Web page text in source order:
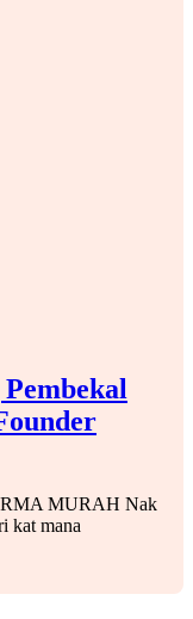
MURAH Nak
kat mana